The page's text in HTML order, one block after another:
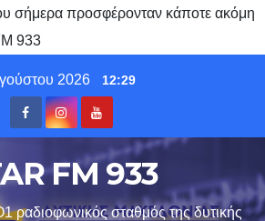
σήμερα προσφέρονταν κάποτε ακόμη
933
2026 12:29
FM 933
ραδιοφωνικός σταθμός της δυτικής